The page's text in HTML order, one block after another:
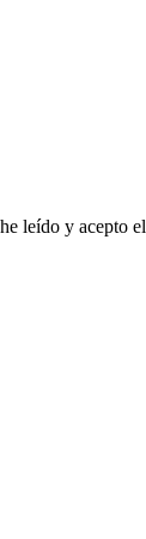
leído y acepto el